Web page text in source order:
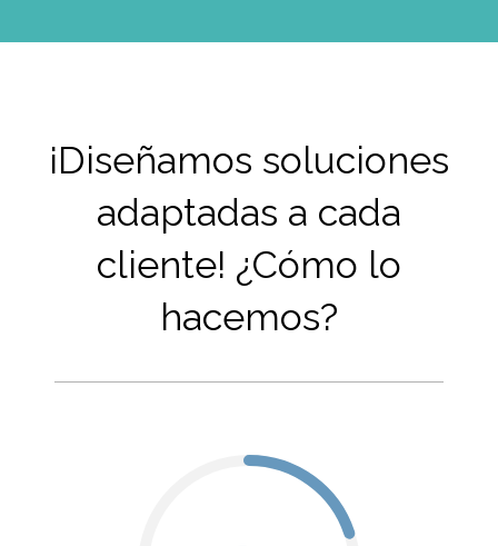
¡Diseñamos soluciones
adaptadas a cada
cliente! ¿Cómo lo
hacemos?